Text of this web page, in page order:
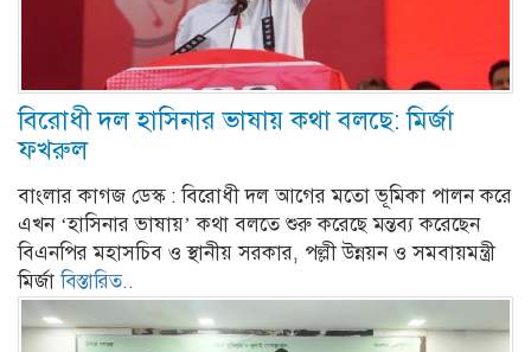
বিরোধী দল হাসিনার ভাষায় কথা বলছে: মির্জা
ফখরুল
বাংলার কাগজ ডেস্ক : বিরোধী দল আগের মতো ভূমিকা পালন করে
এখন ‘হাসিনার ভাষায়’ কথা বলতে শুরু করেছে মন্তব্য করেছেন
বিএনপির মহাসচিব ও স্থানীয় সরকার, পল্লী উন্নয়ন ও সমবায়মন্ত্রী
মির্জাবিস্তারিত..